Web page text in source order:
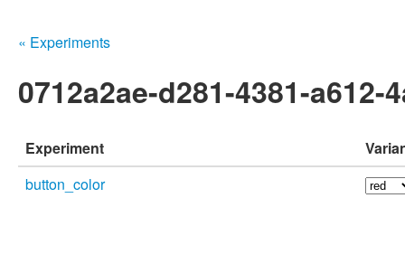
« Experiments
0712a2ae-d281-4381-a612-
Experiment
button_color